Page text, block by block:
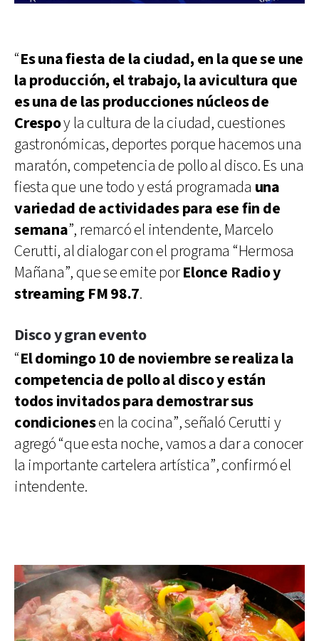
“Es una fiesta de la ciudad, en la que se une
la producción, el trabajo, la avicultura que
es una de las producciones núcleos de
Crespoy la cultura de la ciudad, cuestiones
gastronómicas, deportes porque hacemos una
maratón, competencia de pollo al disco. Es una
fiesta que une todo y está programada una
variedad de actividades para ese fin de
semana”, remarcó el intendente, Marcelo
Cerutti, al dialogar con el programa “Hermosa
Mañana”, que se emite porElonce Radio y
streaming FM 98.7.
Disco y gran evento
“El domingo 10 de noviembre se realiza la
competencia de pollo al disco y están
todos invitados para demostrar sus
condicionesen la cocina”, señaló Cerutti y
agregó “que esta noche, vamos a dar a conocer
la importante cartelera artística”, confirmó el
intendente.